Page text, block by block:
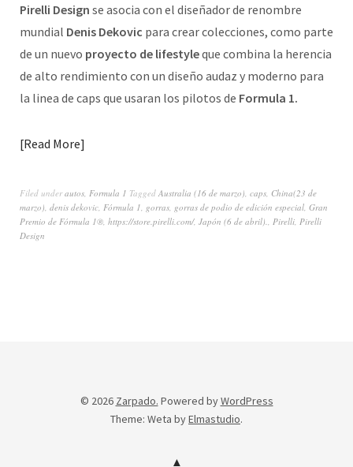
Pirelli Design se asocia con el diseñador de renombre
mundial Denis Dekovic para crear colecciones, como parte
de un nuevo proyecto de lifestyleque combina la herencia
de alto rendimiento con un diseño audaz y moderno para
la linea de caps que usaran los pilotos de Formula 1.
Read More
Filed underautos Formula 1 Tagged Australia (16 de marzo) caps China(23 de
marzo) denis dekovic Fórmula 1 gorras gorras de podio de edición especial Gran
Premio de Fórmula 1® https://store.pirelli.com/, Japón (6 de abril). Pirelli Pirelli
Design
© 2026 Zarpado. Powered byWordPress
Theme: Weta byElmastudio.